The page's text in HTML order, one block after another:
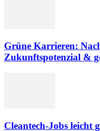
Grüne Karrieren:
Zukunftspotenzial &
Cleantech-Jobs leicht